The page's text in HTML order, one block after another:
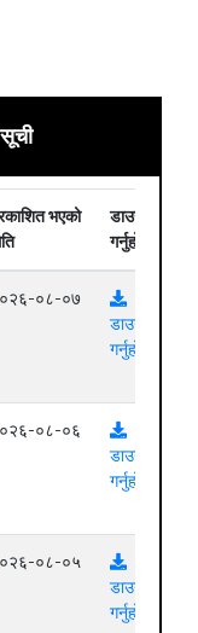
भएको
डाउनलोड
गर्नुहोस्
०८-०७
डाउनलोड
गर्नुहोस्
०८-०६
डाउनलोड
गर्नुहोस्
०८-०५
डाउनलोड
गर्नुहोस्